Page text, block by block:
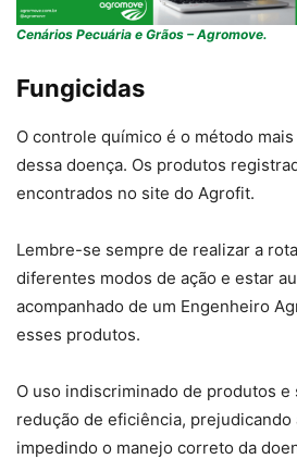
Cenários Pecuária e Grãos – Agromove.
Fungicidas
O controle químico é o método
dessa doença. Os produtos
encontrados no site do Agrofit.
Lembre-se sempre de realizar a
diferentes modos de ação e estar
acompanhado de um Engenheiro
esses produtos.
O uso indiscriminado de produtos e
redução de eficiência, prejudicando
impedindo o manejo correto da